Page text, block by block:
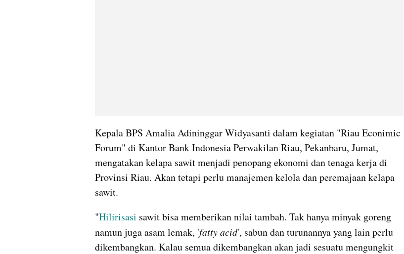
Kepala BPS Amalia Adininggar Widyasanti dalam kegiatan "Riau Econimic
Forum" di Kantor Bank Indonesia Perwakilan Riau, Pekanbaru, Jumat,
mengatakan kelapa sawit menjadi penopang ekonomi dan tenaga kerja di
Provinsi Riau. Akan tetapi perlu manajemen kelola dan peremajaan kelapa
sawit.
"Hilirisasi sawit bisa memberikan nilai tambah. Tak hanya minyak goreng
namun juga asam lemak, 'fatty acid', sabun dan turunannya yang lain perlu
dikembangkan. Kalau semua dikembangkan akan jadi sesuatu mengungkit